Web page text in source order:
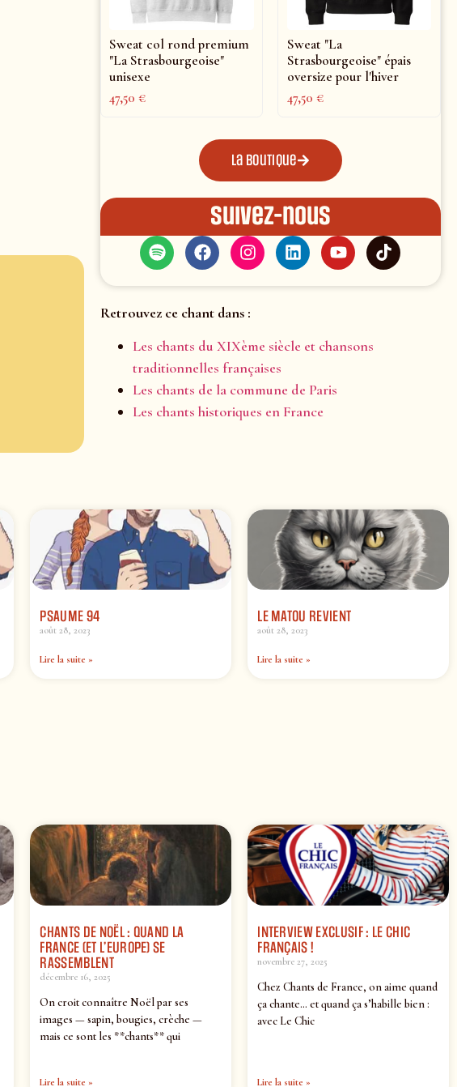
Sweat col rond premium
"La Strasbourgeoise"
unisexe
47,50€
Sweat "La
Strasbourgeoise" épais
oversize pour l'hiver
47,50€
La boutique
Suivez-nous
Retrouvez ce chant dans :
Les chants du XIXème siècle et chansons
traditionnelles françaises
Les chants de la commune de Paris
Les chants historiques en France
PSAUME 94
août 28, 2023
Lire la suite »
LE MATOU REVIENT
août 28, 2023
Lire la suite »
CHANTS DE NOËL : QUAND LA
FRANCE (ET L’EUROPE) SE
RASSEMBLENT
décembre 16, 2025
On croit connaître Noël par ses
images — sapin, bougies, crèche —
mais ce sont les **chants** qui
Lire la suite »
INTERVIEW EXCLUSIF : LE CHIC
FRANÇAIS !
novembre 27, 2025
Chez Chants de France, on aime quand
ça chante… et quand ça s’habille bien :
avec Le Chic
Lire la suite »